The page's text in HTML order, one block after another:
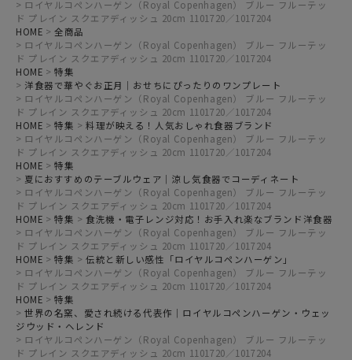
ロイヤルコペンハーゲン（Royal Copenhagen） ブルー フルーテッ
ド プレイン スクエアディッシュ 20cm 1101720／1017204
HOME
全商品
ロイヤルコペンハーゲン（Royal Copenhagen） ブルー フルーテッ
ド プレイン スクエアディッシュ 20cm 1101720／1017204
HOME
特集
洋食器で華やぐお正月｜おせちにぴったりのワンプレート
ロイヤルコペンハーゲン（Royal Copenhagen） ブルー フルーテッ
ド プレイン スクエアディッシュ 20cm 1101720／1017204
HOME
特集
料理が映える！人気おしゃれ食器ブランド
ロイヤルコペンハーゲン（Royal Copenhagen） ブルー フルーテッ
ド プレイン スクエアディッシュ 20cm 1101720／1017204
HOME
特集
夏におすすめのテーブルウェア｜涼し気食器でコーディネート
ロイヤルコペンハーゲン（Royal Copenhagen） ブルー フルーテッ
ド プレイン スクエアディッシュ 20cm 1101720／1017204
HOME
特集
食洗機・電子レンジ対応！お手入れ楽なブランド洋食器
ロイヤルコペンハーゲン（Royal Copenhagen） ブルー フルーテッ
ド プレイン スクエアディッシュ 20cm 1101720／1017204
HOME
特集
伝統と新しい感性「ロイヤルコペンハーゲン」
ロイヤルコペンハーゲン（Royal Copenhagen） ブルー フルーテッ
ド プレイン スクエアディッシュ 20cm 1101720／1017204
HOME
特集
世界の名窯、愛され続ける代表作｜ロイヤルコペンハーゲン・ウェッ
ジウッド・ヘレンド
ロイヤルコペンハーゲン（Royal Copenhagen） ブルー フルーテッ
ド プレイン スクエアディッシュ 20cm 1101720／1017204